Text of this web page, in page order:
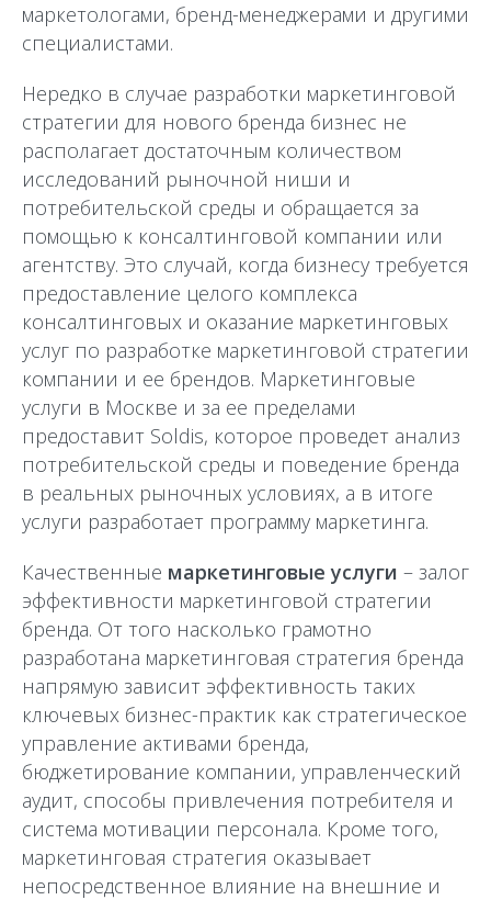
маркетологами, бренд-менеджерами и другими
специалистами.
Нередко в случае разработки маркетинговой
стратегии для нового бренда бизнес не
располагает достаточным количеством
исследований рыночной ниши и
потребительской среды и обращается за
помощью к консалтинговой компании или
агентству. Это случай, когда бизнесу требуется
предоставление целого комплекса
консалтинговых и оказание маркетинговых
услуг по разработке маркетинговой стратегии
компании и ее брендов. Маркетинговые
услуги в Москве и за ее пределами
предоставит Soldis, которое проведет анализ
потребительской среды и поведение бренда
в реальных рыночных условиях, а в итоге
услуги разработает программу маркетинга.
Качественные маркетинговые услуги – залог
эффективности маркетинговой стратегии
бренда. От того насколько грамотно
разработана маркетинговая стратегия бренда
напрямую зависит эффективность таких
ключевых бизнес-практик как стратегическое
управление активами бренда,
бюджетирование компании, управленческий
аудит, способы привлечения потребителя и
система мотивации персонала. Кроме того,
маркетинговая стратегия оказывает
непосредственное влияние на внешние и